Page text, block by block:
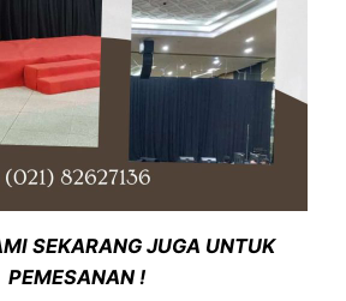
SEKARANG JUGA UNTUK
PEMESANAN !